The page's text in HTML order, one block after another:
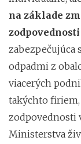
na základe
zabezpečujúca
odpadmi z
viacerých
takýchto
zodpovednosti
Ministerstva